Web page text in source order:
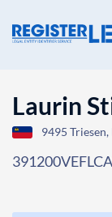
Laurin
9495